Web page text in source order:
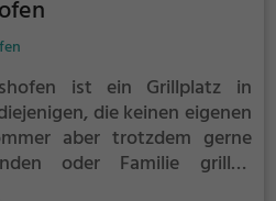
ist ein Grillplatz in
die keinen eigenen
aber trotzdem gerne
oder Familie grillen